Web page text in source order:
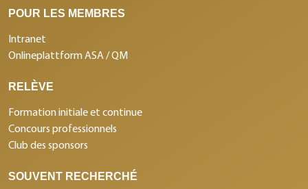
POUR LES MEMBRES
Intranet
Onlineplattform ASA / QM
RELÈVE
Formation initiale et continue
Concours professionnels
Club des sponsors
SOUVENT RECHERCHÉ